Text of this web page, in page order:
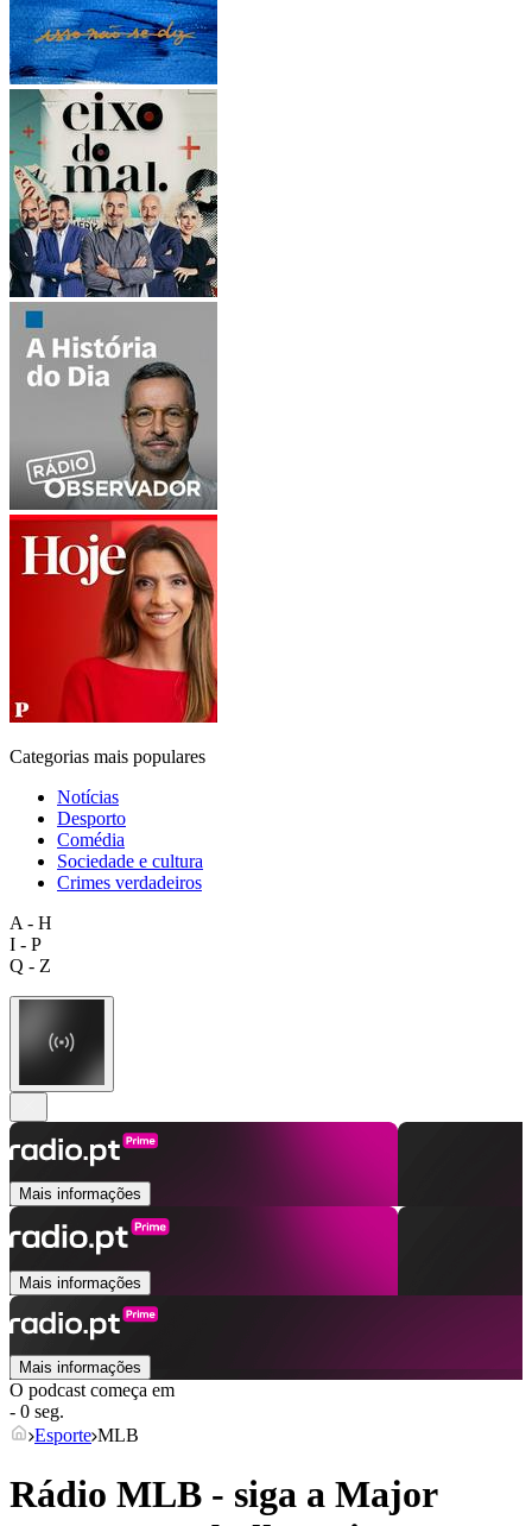
Categorias mais populares
Notícias
Desporto
Comédia
Sociedade e cultura
Crimes verdadeiros
A - H
I - P
Q - Z
Mais informações
Mais informações
Mais informações
O podcast começa em
- 0 seg.
Esporte MLB
Rádio MLB - siga a Major